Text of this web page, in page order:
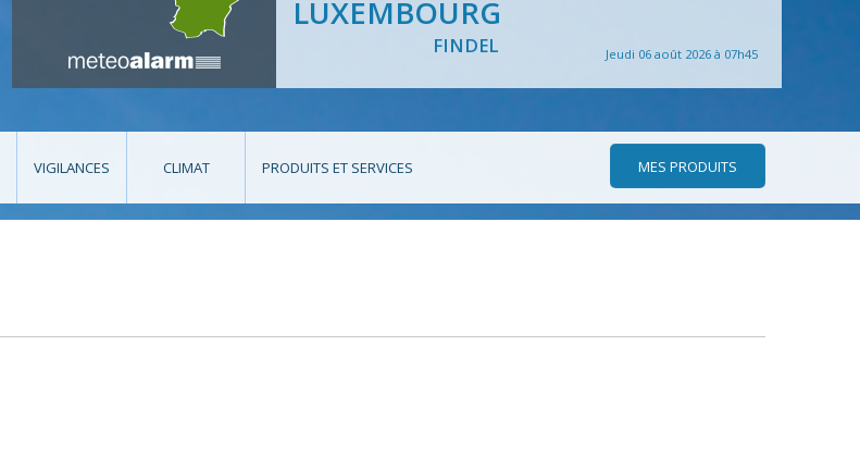
LUXEMBOURG
FINDEL Jeudi 06 août 2026 à 07h45
VIGILANCES CLIMAT PRODUITS ET SERVICES MES PRODUITS